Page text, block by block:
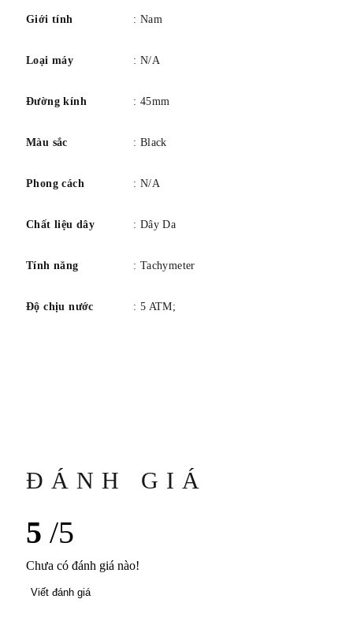
Giới tính : Nam
Loại máy : N/A
Đường kính : 45mm
Màu sắc : Black
Phong cách : N/A
Chất liệu dây : Dây Da
Tính năng : Tachymeter
Độ chịu nước : 5 ATM;
ĐÁNH GIÁ
5 /5
Chưa có đánh giá nào!
Viết đánh giá